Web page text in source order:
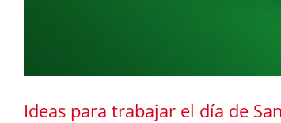
Ideas para trabajar el día de